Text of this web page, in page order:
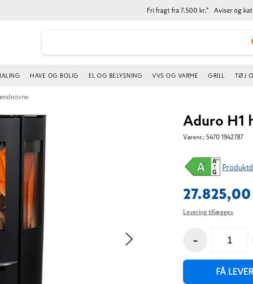
Fri fragt fra 7.500 kr.* Aviser og
HAVE OG BOLIG EL OG BELYSNING VVS OG VARME GRILL TØJ
Aduro H1
Varenr.: 5470 1942787
27.825,00
Levering tillægges
-
FÅ